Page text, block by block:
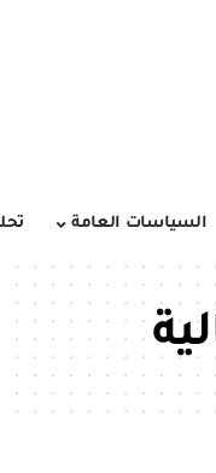
السياسات العامة